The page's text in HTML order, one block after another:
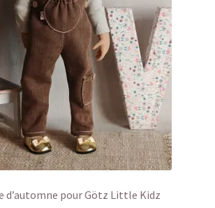
d’automne pour Götz Little Kidz